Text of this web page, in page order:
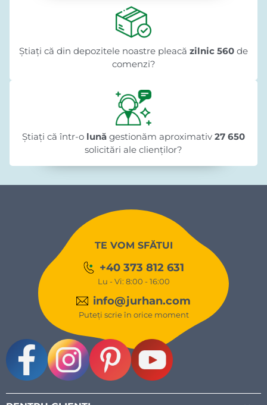
Știați că din depozitele noastre pleacă zilnic 560 de
comenzi?
Știați că într-o lună gestionăm aproximativ 27 650
solicitări ale clienților?
TE VOM SFĂTUI
+40 373 812 631
Lu - Vi: 8:00 - 16:00
info@jurhan.com
Puteți scrie în orice moment